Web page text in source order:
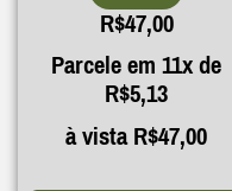
R$47,00
Parcele em 11x de
R$5,13
à vistaR$47,00